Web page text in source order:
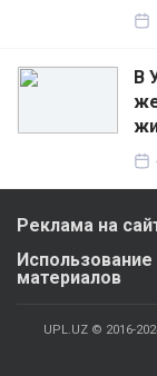
В
Реклама на
Использование
материалов
UPL.UZ © 2016-